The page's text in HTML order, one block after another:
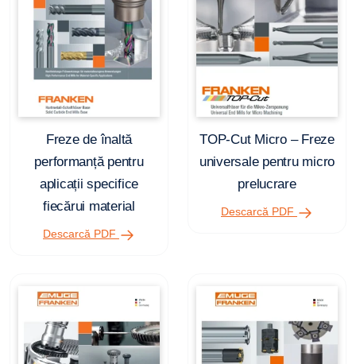
Freze de înaltă
performanță pentru
aplicații specifice
fiecărui material
Descarcă PDF
TOP-Cut Micro – Freze
universale pentru micro
prelucrare
Descarcă PDF